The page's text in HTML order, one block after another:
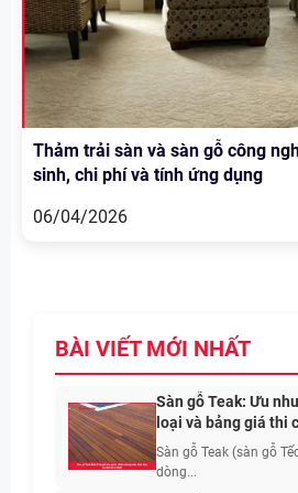
Thảm trải sàn và sàn gỗ công
sinh, chi phí và tính ứng dụng
06/04/2026
BÀI VIẾT MỚI NHẤT
Sàn gỗ Teak: Ưu
loại và bảng giá thi
Sàn gỗ Teak (sàn gỗ
dòng...